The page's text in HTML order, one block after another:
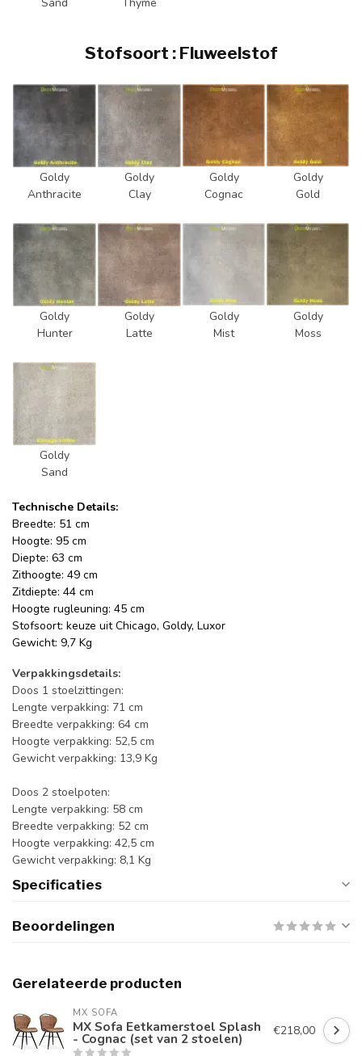
Stofsoort : Fluweelstof
Goldy
Anthracite
Goldy
Clay
Goldy
Cognac
Goldy
Gold
Goldy
Hunter
Goldy
Latte
Goldy
Mist
Goldy
Moss
Goldy
Sand
Technische Details:
Breedte: 51 cm
Hoogte: 95 cm
Diepte: 63 cm
Zithoogte: 49 cm
Zitdiepte: 44 cm
Hoogte rugleuning: 45 cm
Stofsoort: keuze uit Chicago, Goldy, Luxor
Gewicht: 9,7 Kg
Verpakkingsdetails:
Doos 1 stoelzittingen:
Lengte verpakking: 71 cm
Breedte verpakking: 64 cm
Hoogte verpakking: 52,5 cm
Gewicht verpakking: 13,9 Kg
Doos 2 stoelpoten:
Lengte verpakking: 58 cm
Breedte verpakking: 52 cm
Hoogte verpakking: 42,5 cm
Gewicht verpakking: 8,1 Kg
Specificaties
Beoordelingen
Gerelateerde producten
MX SOFA
MX Sofa Eetkamerstoel Splash
- Cognac (set van 2 stoelen) €218,00